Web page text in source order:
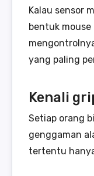
Kalau sensor
bentuk
yang paling
Kenali
Setiap orang
genggaman
tertentu